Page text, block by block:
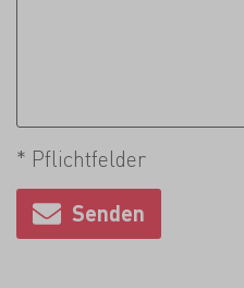
* Pflichtfelder